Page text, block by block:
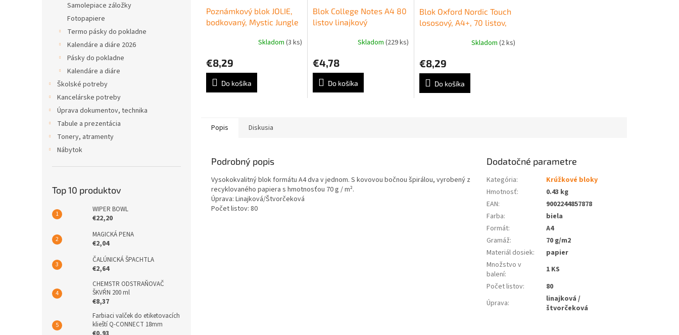
Samolepiace záložky
Fotopapiere
Termo pásky do pokladne
Kalendáre a diáre 2026
Pásky do pokladne
Kalendáre a diáre
Školské potreby
Kancelárske potreby
Úprava dokumentov, technika
Tabule a prezentácia
Tonery, atramenty
Nábytok
Top 10 produktov
WIPER BOWL
€22,20
MAGICKÁ PENA
€2,04
ČALÚNICKÁ ŠPACHTLA
€2,64
CHEMSTR ODSTRAŇOVAČ
ŠKVŔN 200 ml
€8,37
Farbiaci valček do etiketovacích
klieští Q-CONNECT 18mm
Poznámkový blok JOLIE,
bodkovaný, Mystic Jungle
Skladom (3 ks)
€8,29
Do košíka
Blok College Notes A4 80
listov linajkový
Skladom (229 ks)
€4,78
Do košíka
Blok Oxford Nordic Touch
lososový, A4+, 70 listov,
Skladom(2 ks)
€8,29
Do košíka
Popis Diskusia
Podrobný popis
Vysokokvalitný blok formátu A4 dva v jednom. S kovovou bočnou špirálou, vyrobený z
recyklovaného papiera s hmotnosťou 70 g / m².
Úprava: Linajková/Štvorčeková
Počet listov: 80
Dodatočné parametre
Kategória:
Krúžkové bloky
Hmotnosť:
0.43 kg
EAN:
9002244857878
Farba:
biela
Formát:
A4
Gramáž:
70 g/m2
Materiál dosiek:
papier
Množstvo v
balení:
1 KS
Počet listov:
80
Úprava:
linajková /
štvorčeková